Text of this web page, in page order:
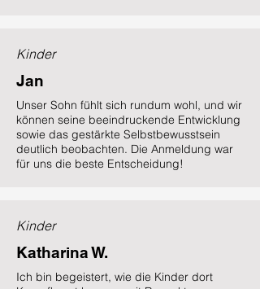
Kinder
Jan
Unser Sohn fühlt sich rundum wohl, und wir
können seine beeindruckende Entwicklung
sowie das gestärkte Selbstbewusstsein
deutlich beobachten. Die Anmeldung war
für uns die beste Entscheidung!
Kinder
Katharina W.
Ich bin begeistert, wie die Kinder dort